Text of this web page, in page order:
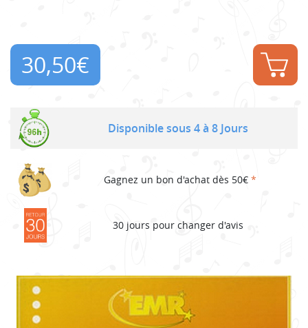
30,50€
Disponible sous 4 à 8 Jours
Gagnez un bon d'achat dès 50€ *
30 jours pour changer d'avis